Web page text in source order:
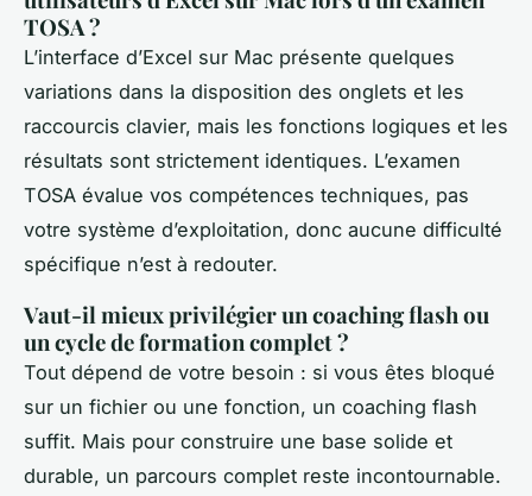
TOSA ?
L’interface d’Excel sur Mac présente quelques
variations dans la disposition des onglets et les
raccourcis clavier, mais les fonctions logiques et les
résultats sont strictement identiques. L’examen
TOSA évalue vos compétences techniques, pas
votre système d’exploitation, donc aucune difficulté
spécifique n’est à redouter.
Vaut-il mieux privilégier un coaching flash ou
un cycle de formation complet ?
Tout dépend de votre besoin : si vous êtes bloqué
sur un fichier ou une fonction, un coaching flash
suffit. Mais pour construire une base solide et
durable, un parcours complet reste incontournable.